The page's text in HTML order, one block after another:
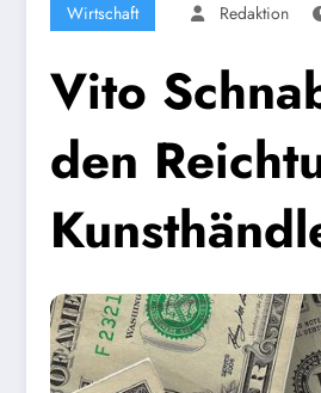
Wirtschaft Redaktion
Vito
den